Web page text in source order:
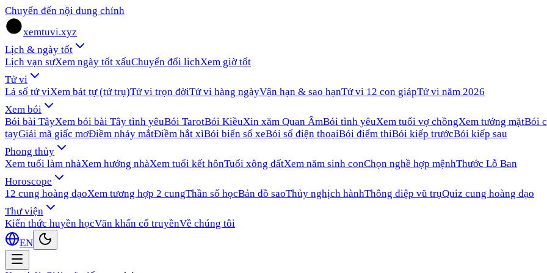
Chuyển đến nội dung chính
xemtuvi.xyz
Lịch & ngày tốt
Lịch vạn sựXem ngày tốt xấuChuyển đổi lịchXem giờ tốt
Tử vi
Lá số tử viXem bát tự (tứ trụ)Tử vi trọn đờiTử vi hàng ngàyVận hạn & sao hạnTử vi 12 con giápTử vi năm 2026
Xem bói
Bói bài TâyXem bói bài Tây tình yêuBói TarotBói KiềuXin xăm Quan ÂmBói tình yêuXem tuổi vợ chồngXem tướng mặtBói
tayGiải mã giấc mơĐiềm nháy mắtĐiềm hắt xìBói biển số xeBói số điện thoạiBói điểm thiBói kiếp trướcBói kiếp sau
Phong thủy
Xem tuổi làm nhàXem hướng nhàXem tuổi kết hônTuổi xông đấtXem năm sinh conChọn nghề hợp mệnhThước Lỗ Ban
Horoscope
12 cung hoàng đạoXem tương hợp 2 cungThần số họcBản đồ saoThủy nghịch hànhThông điệp vũ trụQuiz cung hoàng đạo
Thư viện
Kiến thức huyền họcVăn khấn cổ truyềnVề chúng tôi
EN